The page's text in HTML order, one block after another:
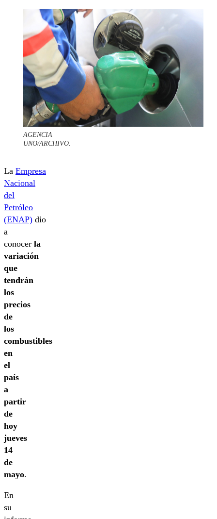
AGENCIA
UNO/ARCHIVO.
La Empresa
Nacional
del
Petróleo
(ENAP) dio
a
conocer la
variación
que
tendrán
los
precios
de
los
combustibles
en
el
país
a
partir
de
hoy
jueves
14
de
mayo.
En
su